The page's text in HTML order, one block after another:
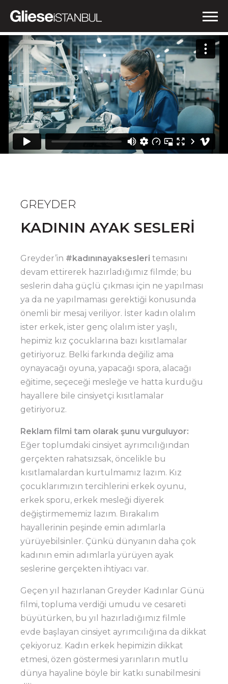
İŞLERİMİZ
NEDEN GLIESE?
HABERLER
GREYDER
KADININ AYAK SESLERİ
Greyder’in #kadınınayaksesleri temasını
devam ettirerek hazırladığımız filmde; bu
seslerin daha güçlü çıkması için ne yapılması
ya da ne yapılmaması gerektiği konusunda
önemli bir mesaj veriliyor. İster kadın olalım
ister erkek, ister genç olalım ister yaşlı,
hepimiz kız çocuklarına bazı kısıtlamalar
getiriyoruz. Belki farkında değiliz ama
oynayacağı oyuna, yapacağı spora, alacağı
eğitime, seçeceği mesleğe ve hatta kurduğu
hayallere bile cinsiyetçi kısıtlamalar
getiriyoruz.
Reklam filmi tam olarak şunu vurguluyor:
Eğer toplumdaki cinsiyet ayrımcılığından
gerçekten rahatsızsak, öncelikle bu
kısıtlamalardan kurtulmamız lazım. Kız
çocuklarımızın tercihlerini erkek oyunu,
erkek sporu, erkek mesleği diyerek
değiştirmememiz lazım. Bırakalım
hayallerinin peşinde emin adımlarla
yürüyebilsinler. Çünkü dünyanın daha çok
kadının emin adımlarla yürüyen ayak
seslerine gerçekten ihtiyacı var.
Geçen yıl hazırlanan Greyder Kadınlar Günü
filmi, topluma verdiği umudu ve cesareti
büyütürken, bu yıl hazırladığımız filmle
evde başlayan cinsiyet ayrımcılığına da dikkat
çekiyoruz. Kadın erkek hepimizin dikkat
etmesi, özen göstermesi yarınların mutlu
dünya hayaline böyle bir katkı sunabilmesini